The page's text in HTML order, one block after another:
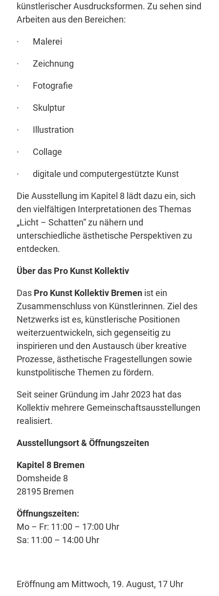
künstlerischer Ausdrucksformen. Zu sehen sind
Arbeiten aus den Bereichen:
· Malerei
· Zeichnung
· Fotografie
· Skulptur
· Illustration
· Collage
· digitale und computergestützte Kunst
Die Ausstellung im Kapitel 8 lädt dazu ein, sich
den vielfältigen Interpretationen des Themas
„Licht – Schatten“ zu nähern und
unterschiedliche ästhetische Perspektiven zu
entdecken.
Über das Pro Kunst Kollektiv
Das Pro Kunst Kollektiv Bremenist ein
Zusammenschluss von Künstlerinnen. Ziel des
Netzwerks ist es, künstlerische Positionen
weiterzuentwickeln, sich gegenseitig zu
inspirieren und den Austausch über kreative
Prozesse, ästhetische Fragestellungen sowie
kunstpolitische Themen zu fördern.
Seit seiner Gründung im Jahr 2023 hat das
Kollektiv mehrere Gemeinschaftsausstellungen
realisiert.
Ausstellungsort & Öffnungszeiten
Kapitel 8 Bremen
Domsheide 8
28195 Bremen
Öffnungszeiten:
Mo – Fr: 11:00 – 17:00 Uhr
Sa: 11:00 – 14:00 Uhr
Eröffnung am Mittwoch, 19. August, 17 Uhr